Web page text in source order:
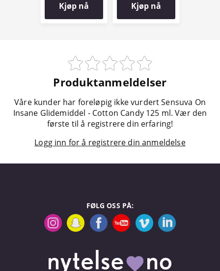
Kjøp nå Kjøp nå
Produktanmeldelser
Våre kunder har foreløpig ikke vurdert Sensuva On
Insane Glidemiddel - Cotton Candy 125 ml. Vær den
første til å registrere din erfaring!
Logg inn for å registrere din anmeldelse
FØLG OSS PÅ: